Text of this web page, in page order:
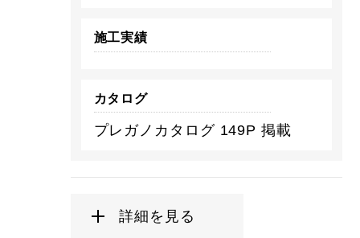
施工実績
カタログ
プレガノカタログ 149P 掲載
詳細を見る